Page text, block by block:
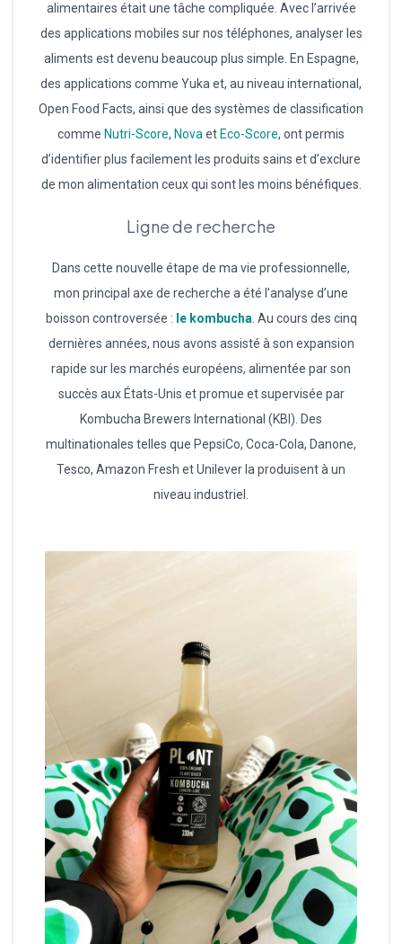
alimentaires était une tâche compliquée. Avec l’arrivée
des applications mobiles sur nos téléphones, analyser les
aliments est devenu beaucoup plus simple. En Espagne,
des applications comme Yuka et, au niveau international,
Open Food Facts, ainsi que des systèmes de classification
comme Nutri-Score, Novaet Eco-Score, ont permis
d’identifier plus facilement les produits sains et d’exclure
de mon alimentation ceux qui sont les moins bénéfiques.
Ligne de recherche
Dans cette nouvelle étape de ma vie professionnelle,
mon principal axe de recherche a été l’analyse d’une
boisson controversée : le kombucha . Au cours des cinq
dernières années, nous avons assisté à son expansion
rapide sur les marchés européens, alimentée par son
succès aux États-Unis et promue et supervisée par
Kombucha Brewers International (KBI). Des
multinationales telles que PepsiCo, Coca-Cola, Danone,
Tesco, Amazon Fresh et Unilever la produisent à un
niveau industriel.